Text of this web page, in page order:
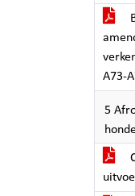
A73-
5